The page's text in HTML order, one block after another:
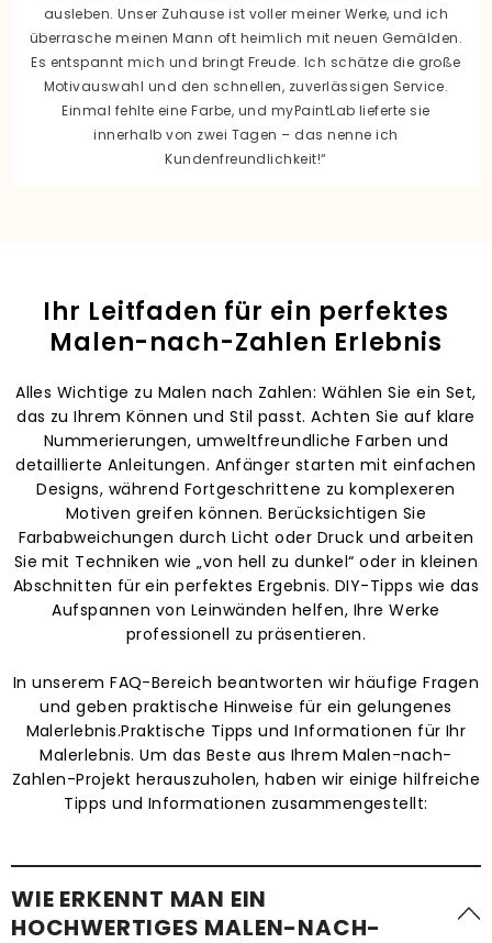
ausleben. Unser Zuhause ist voller meiner Werke, und ich
überrasche meinen Mann oft heimlich mit neuen Gemälden.
Es entspannt mich und bringt Freude. Ich schätze die große
Motivauswahl und den schnellen, zuverlässigen Service.
Einmal fehlte eine Farbe, und myPaintLab lieferte sie
innerhalb von zwei Tagen – das nenne ich
Kundenfreundlichkeit!“
Ihr Leitfaden für ein perfektes
Malen-nach-Zahlen Erlebnis
Alles Wichtige zu Malen nach Zahlen: Wählen Sie ein Set,
das zu Ihrem Können und Stil passt. Achten Sie auf klare
Nummerierungen, umweltfreundliche Farben und
detaillierte Anleitungen. Anfänger starten mit einfachen
Designs, während Fortgeschrittene zu komplexeren
Motiven greifen können. Berücksichtigen Sie
Farbabweichungen durch Licht oder Druck und arbeiten
Sie mit Techniken wie „von hell zu dunkel“ oder in kleinen
Abschnitten für ein perfektes Ergebnis. DIY-Tipps wie das
Aufspannen von Leinwänden helfen, Ihre Werke
professionell zu präsentieren.
In unserem FAQ-Bereich beantworten wir häufige Fragen
und geben praktische Hinweise für ein gelungenes
Malerlebnis.Praktische Tipps und Informationen für Ihr
Malerlebnis. Um das Beste aus Ihrem Malen-nach-
Zahlen-Projekt herauszuholen, haben wir einige hilfreiche
Tipps und Informationen zusammengestellt:
WIE ERKENNT MAN EIN
HOCHWERTIGES MALEN-NACH-